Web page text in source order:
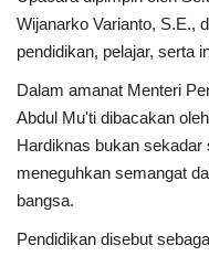
Wijanarko Varianto, S.E.,
pendidikan, pelajar, serta
Dalam amanat Menteri
Abdul Mu'ti dibacakan
Hardiknas bukan
meneguhkan semangat
bangsa.
Pendidikan disebut